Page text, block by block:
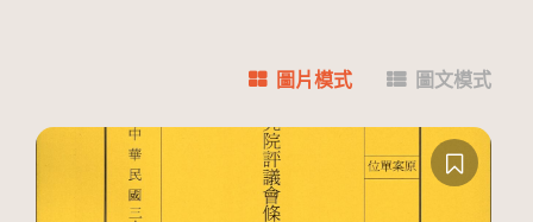
圖片模式 圖文模式